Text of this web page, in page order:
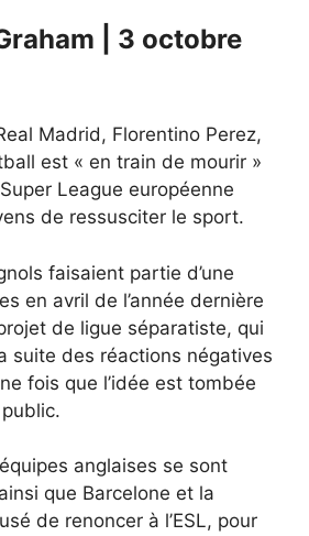
| 3 octobre
Madrid, Florentino Perez,
est « en train de mourir »
League européenne
de ressusciter le sport.
faisaient partie d’une
en avril de l’année dernière
de ligue séparatiste, qui
suite des réactions négatives
fois que l’idée est tombée
anglaises se sont
que Barcelone et la
de renoncer à l’ESL, pour